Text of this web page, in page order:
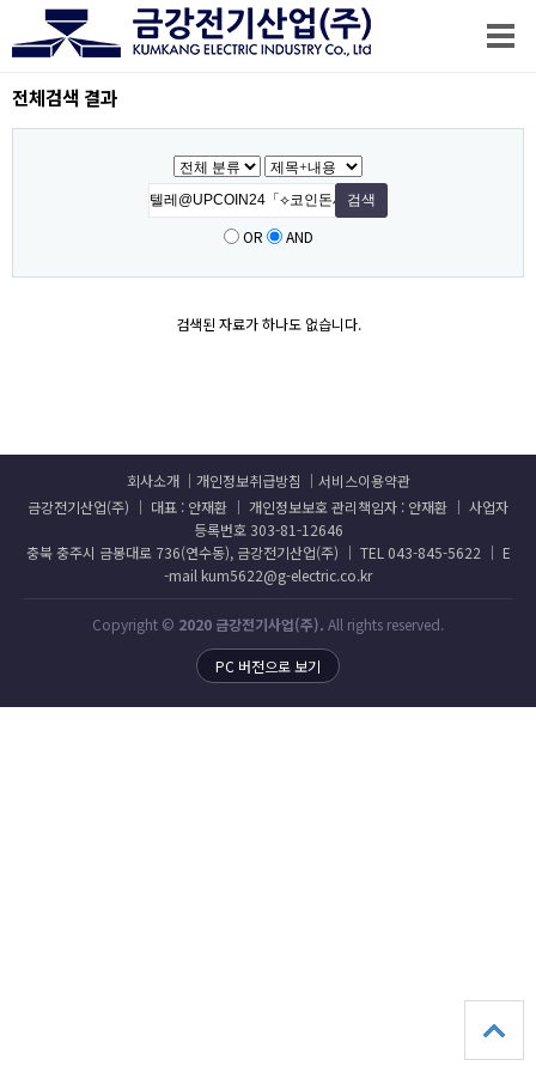
전체검색 결과
OR AND
검색된 자료가 하나도 없습니다.
회사소개 개인정보취급방침
서비스이용약관
금강전기산업(주) │ 대표 : 안재환 │ 개인정보보호 관리책임자 : 안재환 │ 사업자
등록번호 303-81-12646
충북 충주시 금봉대로 736(연수동), 금강전기산업(주) │ TEL 043-845-5622 │ E
-mail kum5622@g-electric.co.kr
Copyright © 2020 금강전기사업(주). All rights reserved.
PC 버전으로 보기